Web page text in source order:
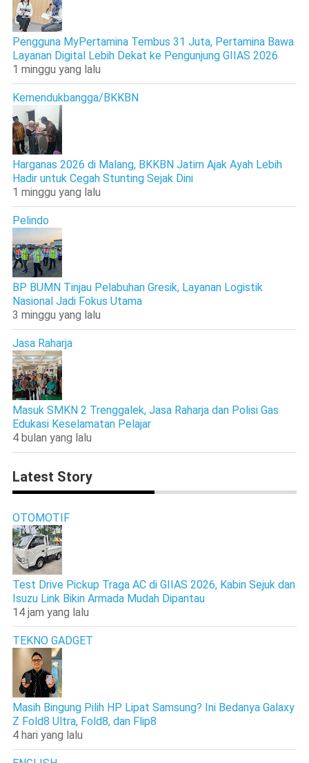
Pengguna MyPertamina Tembus 31 Juta, Pertamina Bawa
Layanan Digital Lebih Dekat ke Pengunjung GIIAS 2026
1 minggu yang lalu
Kemendukbangga/BKKBN
Harganas 2026 di Malang, BKKBN Jatim Ajak Ayah Lebih
Hadir untuk Cegah Stunting Sejak Dini
1 minggu yang lalu
Pelindo
BP BUMN Tinjau Pelabuhan Gresik, Layanan Logistik
Nasional Jadi Fokus Utama
3 minggu yang lalu
Jasa Raharja
Masuk SMKN 2 Trenggalek, Jasa Raharja dan Polisi Gas
Edukasi Keselamatan Pelajar
4 bulan yang lalu
Latest Story
OTOMOTIF
Test Drive Pickup Traga AC di GIIAS 2026, Kabin Sejuk dan
Isuzu Link Bikin Armada Mudah Dipantau
14 jam yang lalu
TEKNO GADGET
Masih Bingung Pilih HP Lipat Samsung? Ini Bedanya Galaxy
Z Fold8 Ultra, Fold8, dan Flip8
4 hari yang lalu